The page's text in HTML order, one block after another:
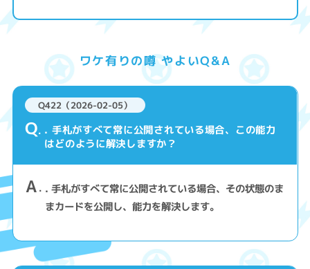
ワケ有りの噂 やよいQ&A
Q422（2026-02-05）
Q . 手札がすべて常に公開されている場合、この能力
はどのように解決しますか？
A . 手札がすべて常に公開されている場合、その状態のま
まカードを公開し、能力を解決します。